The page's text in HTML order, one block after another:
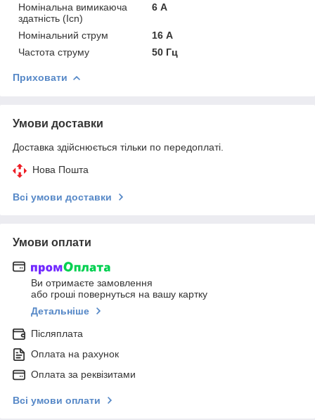
Номінальна вимикаюча
здатність (Icn)
6 А
Номінальний струм
16 А
Частота струму
50 Гц
Приховати
Умови доставки
Доставка здійснюється тільки по передоплаті.
Нова Пошта
Всі умови доставки
Умови оплати
Ви отримаєте замовлення
або гроші повернуться на вашу картку
Детальніше
Післяплата
Оплата на рахунок
Оплата за реквізитами
Всі умови оплати